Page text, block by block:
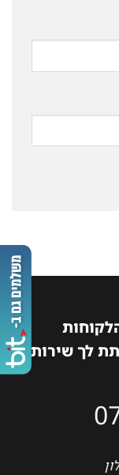
לך שירות